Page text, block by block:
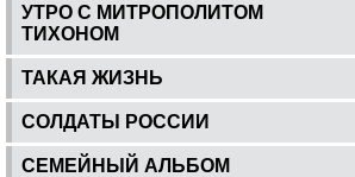
УТРО С МИТРОПОЛИТОМ
ТИХОНОМ
ТАКАЯ ЖИЗНЬ
СОЛДАТЫ РОССИИ
СЕМЕЙНЫЙ АЛЬБОМ